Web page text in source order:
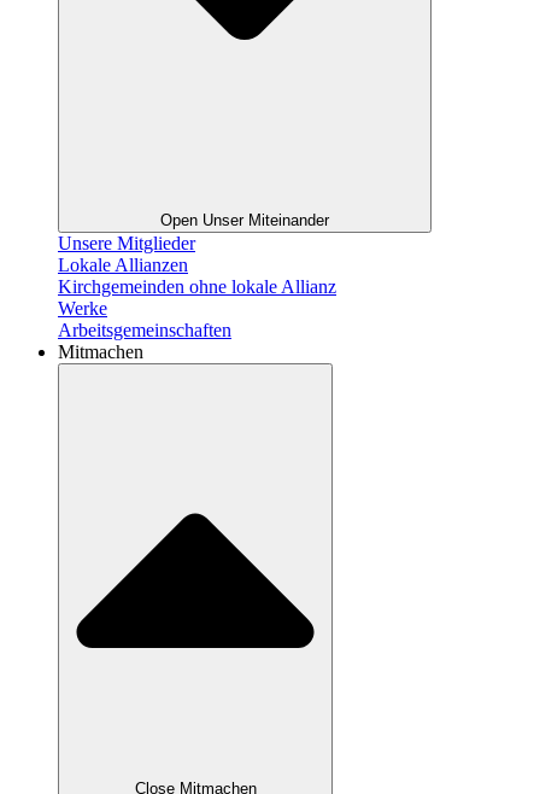
Open Unser Miteinander
Unsere Mitglieder
Lokale Allianzen
Kirchgemeinden ohne lokale Allianz
Werke
Arbeitsgemeinschaften
Mitmachen
Close Mitmachen